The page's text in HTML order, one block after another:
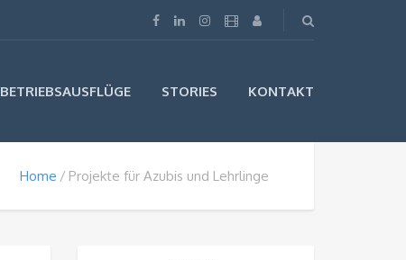
BETRIEBSAUSFLÜGE STORIES KONTAKT
Home Projekte für Azubis und Lehrlinge